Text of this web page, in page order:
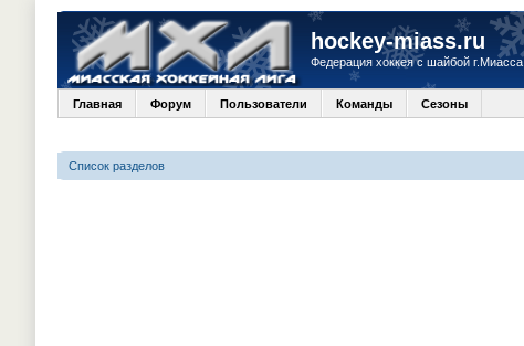
hockey-miass.ru
Федерация хоккея с шайбой г.Миасса
Главная Форум Пользователи Команды Сезоны
Список разделов